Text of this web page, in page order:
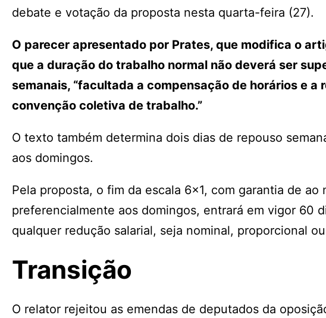
debate e votação da proposta nesta quarta-feira (27).
O parecer apresentado por Prates, que modifica o
que a duração do trabalho normal não deverá ser
semanais, “facultada a compensação de horários e
convenção coletiva de trabalho.”
O texto também determina dois dias de repouso
aos domingos.
Pela proposta, o fim da escala 6×1, com garantia de ao
preferencialmente aos domingos, entrará em vigor 60
qualquer redução salarial, seja nominal, proporcional
Transição
O relator rejeitou as emendas de deputados da